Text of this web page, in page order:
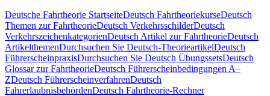
Deutsche Fahrtheorie StartseiteDeutsch FahrtheoriekurseDeutsch
Themen zur FahrtheorieDeutsch VerkehrsschilderDeutsch
VerkehrszeichenkategorienDeutsch Artikel zur FahrtheorieDeutsch
ArtikelthemenDurchsuchen Sie Deutsch-TheorieartikelDeutsch
FührerscheinpraxisDurchsuchen Sie Deutsch ÜbungssetsDeutsch
Glossar zur FahrtheorieDeutsch Führerscheinbedingungen A–
ZDeutsch FührerscheinverfahrenDeutsch
FahrerlaubnisbehördenDeutsch Fahrtheorie-Rechner